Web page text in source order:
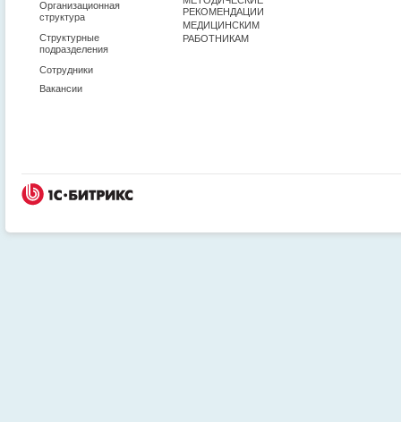
Организационная
структура
Структурные
подразделения
Сотрудники
Вакансии
РЕКОМЕНДАЦИИ
МЕДИЦИНСКИМ
РАБОТНИКАМ